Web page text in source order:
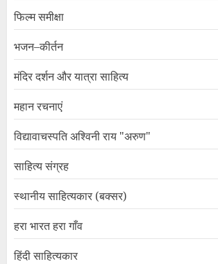
फिल्म समीक्षा
भजन–कीर्तन
मंदिर दर्शन और यात्रा साहित्य
महान रचनाएं
विद्यावाचस्पति अश्विनी राय "अरुण"
साहित्य संग्रह
स्थानीय साहित्यकार (बक्सर)
हरा भारत हरा गाँव
हिंदी साहित्यकार